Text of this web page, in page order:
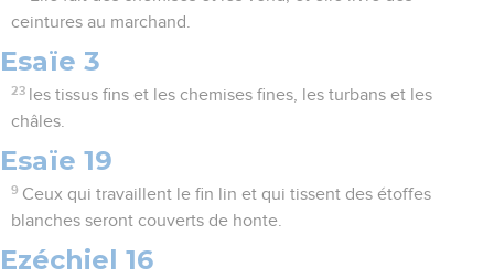
ceintures au marchand.
Esaïe 3
23 les tissus fins et les chemises fines, les turbans et les
châles.
Esaïe 19
9 Ceux qui travaillent le fin lin et qui tissent des étoffes
blanches seront couverts de honte.
Ezéchiel 16